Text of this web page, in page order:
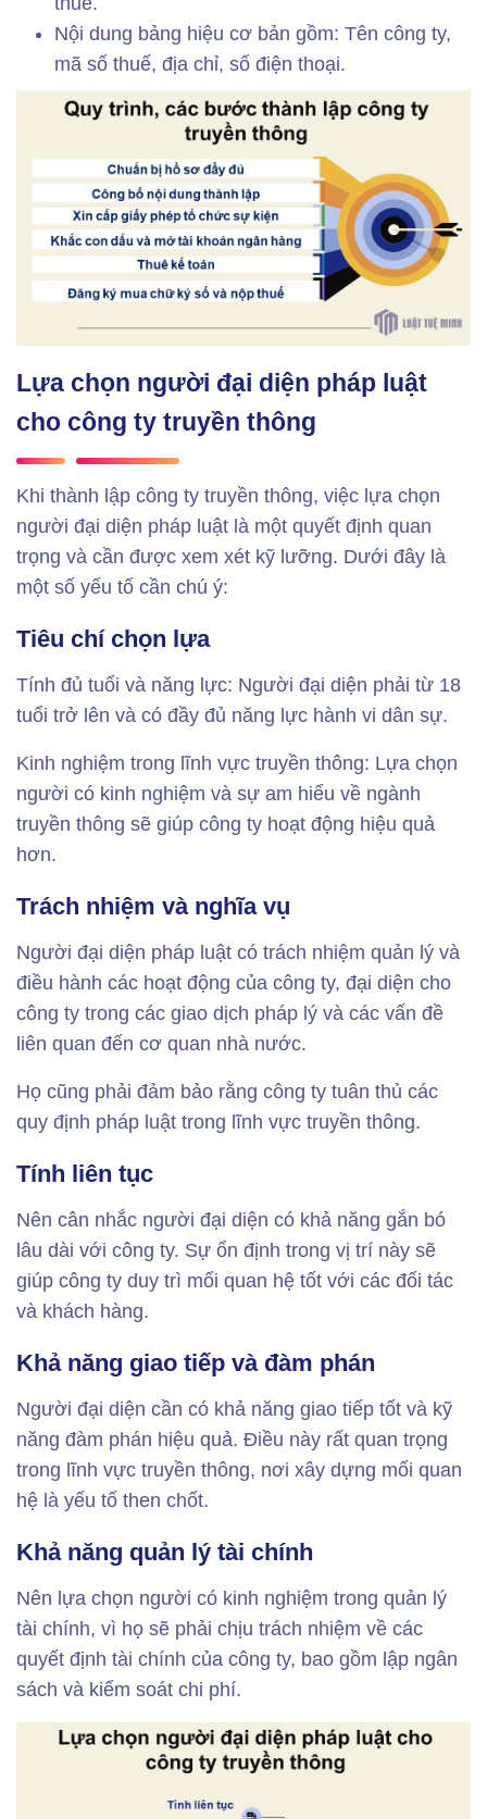
Nội dung bảng hiệu cơ bản gồm: Tên công ty,
mã số thuế, địa chỉ, số điện thoại.
Lựa chọn người đại diện pháp luật
cho công ty truyền thông
Khi thành lập công ty truyền thông, việc lựa chọn
người đại diện pháp luật là một quyết định quan
trọng và cần được xem xét kỹ lưỡng. Dưới đây là
một số yếu tố cần chú ý:
Tiêu chí chọn lựa
Tính đủ tuổi và năng lực: Người đại diện phải từ 18
tuổi trở lên và có đầy đủ năng lực hành vi dân sự.
Kinh nghiệm trong lĩnh vực truyền thông: Lựa chọn
người có kinh nghiệm và sự am hiểu về ngành
truyền thông sẽ giúp công ty hoạt động hiệu quả
hơn.
Trách nhiệm và nghĩa vụ
Người đại diện pháp luật có trách nhiệm quản lý và
điều hành các hoạt động của công ty, đại diện cho
công ty trong các giao dịch pháp lý và các vấn đề
liên quan đến cơ quan nhà nước.
Họ cũng phải đảm bảo rằng công ty tuân thủ các
quy định pháp luật trong lĩnh vực truyền thông.
Tính liên tục
Nên cân nhắc người đại diện có khả năng gắn bó
lâu dài với công ty. Sự ổn định trong vị trí này sẽ
giúp công ty duy trì mối quan hệ tốt với các đối tác
và khách hàng.
Khả năng giao tiếp và đàm phán
Người đại diện cần có khả năng giao tiếp tốt và kỹ
năng đàm phán hiệu quả. Điều này rất quan trọng
trong lĩnh vực truyền thông, nơi xây dựng mối quan
hệ là yếu tố then chốt.
Khả năng quản lý tài chính
Nên lựa chọn người có kinh nghiệm trong quản lý
tài chính, vì họ sẽ phải chịu trách nhiệm về các
quyết định tài chính của công ty, bao gồm lập ngân
sách và kiểm soát chi phí.